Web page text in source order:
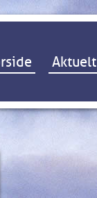
til indhold
Aktuelt